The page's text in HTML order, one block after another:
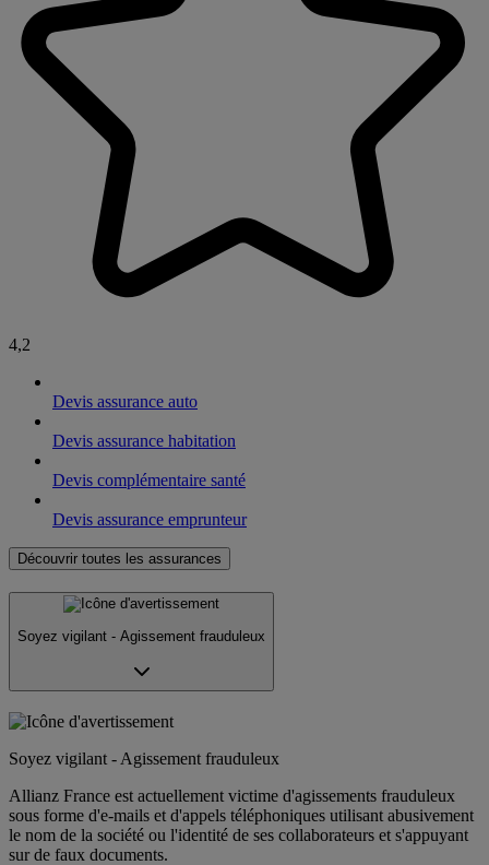
4,2
Devis assurance auto
Devis assurance habitation
Devis complémentaire santé
Devis assurance emprunteur
Découvrir toutes les assurances
Soyez vigilant - Agissement frauduleux
Soyez vigilant - Agissement frauduleux
Allianz France est actuellement victime d'agissements frauduleux
sous forme d'e-mails et d'appels téléphoniques utilisant abusivement
le nom de la société ou l'identité de ses collaborateurs et s'appuyant
sur de faux documents.